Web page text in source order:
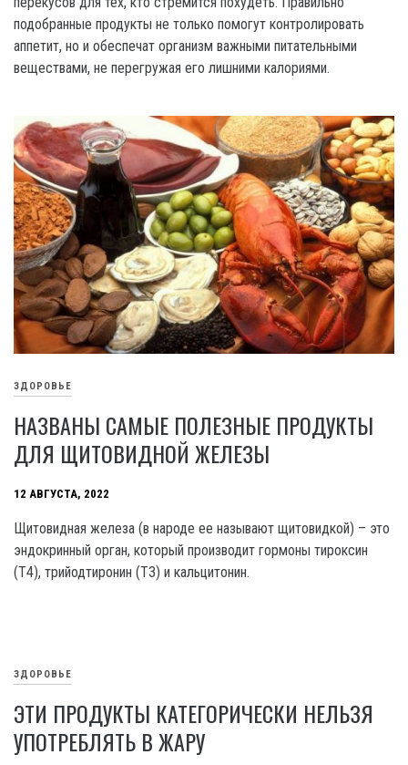
подобранные продукты не только помогут контролировать
аппетит, но и обеспечат организм важными питательными
веществами, не перегружая его лишними калориями.
ЗДОРОВЬЕ
НАЗВАНЫ САМЫЕ ПОЛЕЗНЫЕ ПРОДУКТЫ
ДЛЯ ЩИТОВИДНОЙ ЖЕЛЕЗЫ
12 АВГУСТА, 2022
Щитовидная железа (в народе ее называют щитовидкой) – это
эндокринный орган, который производит гормоны тироксин
(Т4), трийодтиронин (Т3) и кальцитонин.
ЗДОРОВЬЕ
ЭТИ ПРОДУКТЫ КАТЕГОРИЧЕСКИ НЕЛЬЗЯ
УПОТРЕБЛЯТЬ В ЖАРУ